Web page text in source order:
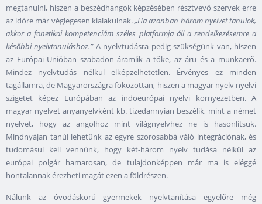
megtanulni, hiszen a beszédhangok képzésében résztvevő szervek erre
az időre már véglegesen kialakulnak.„Ha azonban három nyelvet tanulok,
akkor a fonetikai kompetenciám széles platformja áll a rendelkezésemre a
későbbi nyelvtanuláshoz.”A nyelvtudásra pedig szükségünk van, hiszen
az Európai Unióban szabadon áramlik a tőke, az áru és a munkaerő.
Mindez nyelvtudás nélkül elképzelhetetlen. Érvényes ez minden
tagállamra, de Magyarországra fokozottan, hiszen a magyar nyelv nyelvi
szigetet képez Európában az indoeurópai nyelvi környezetben. A
magyar nyelvet anyanyelvként kb. tizedannyian beszélik, mint a német
nyelvet, hogy az angolhoz mint világnyelvhez ne is hasonlítsuk.
Mindnyájan tanúi lehetünk az egyre szorosabbá váló integrációnak, és
tudomásul kell vennünk, hogy két-három nyelv tudása nélkül az
európai polgár hamarosan, de tulajdonképpen már ma is eléggé
hontalannak érezheti magát ezen a földrészen.
Nálunk az óvodáskorú gyermekek nyelvtanítása egyelőre még